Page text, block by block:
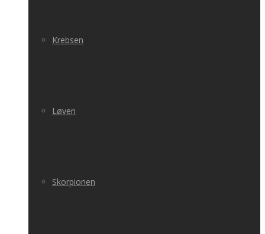
Krebsen
Løven
Skorpionen